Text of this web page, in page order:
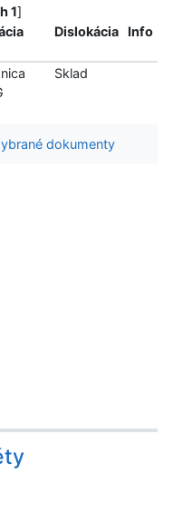
1]
Dislokácia Info
Sklad
dokumenty